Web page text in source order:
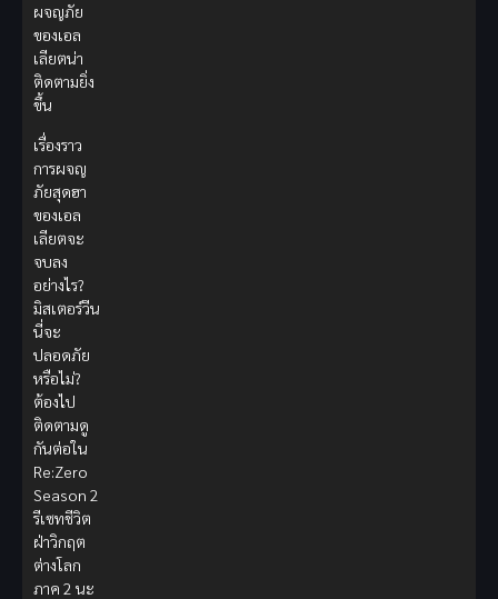
ผจญภัย
ของเอล
เลียตน่า
ติดตามยิ่ง
ขึ้น
เรื่องราว
การผจญ
ภัยสุดฮา
ของเอล
เลียตจะ
จบลง
อย่างไร?
มิสเตอร์วีน
นี่จะ
ปลอดภัย
หรือไม่?
ต้องไป
ติดตามดู
กันต่อใน
Re:Zero
Season 2
รีเซทชีวิต
ฝ่าวิกฤต
ต่างโลก
ภาค 2 นะ